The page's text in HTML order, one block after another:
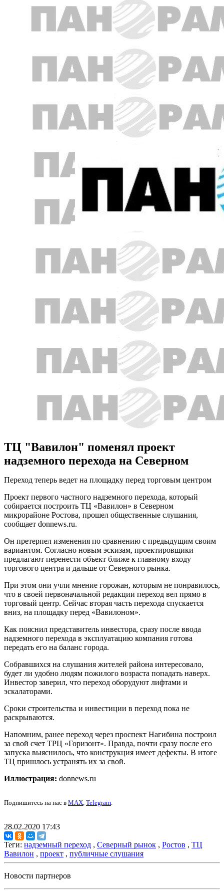
ТЦ "Вавилон" поменял проект
надземного перехода на Северном
Переход теперь ведет на площадку перед торговым центром
Проект первого частного надземного перехода, который
собирается построить ТЦ «Вавилон» в Северном
микрорайоне Ростова, прошел общественные слушания,
сообщает donnews.ru.
Он претерпел изменения по сравнению с предыдущим своим
вариантом. Согласно новым эскизам, проектировщики
предлагают перенести объект ближе к главному входу
торгового центра и дальше от Северного рынка.
При этом они учли мнение горожан, которым не понравилось,
что в своей первоначальной редакции переход вел прямо в
торговый центр. Сейчас вторая часть перехода спускается
вниз, на площадку перед «Вавилоном».
Как пояснил представитель инвестора, сразу после ввода
надземного перехода в эксплуатацию компания готова
передать его на баланс города.
Собравшихся на слушания жителей района интересовало,
будет ли удобно людям пожилого возраста попадать наверх.
Инвестор заверил, что переход оборудуют лифтами и
эскалаторами.
Сроки строительства и инвестиции в переход пока не
раскрываются.
Напомним, ранее переход через проспект Нагибина построил
за свой счет ТРЦ «Горизонт». Правда, почти сразу после его
запуска выяснилось, что конструкция имеет дефекты. В итоге
ТЦ пришлось устранять их за свой.
Иллюстрация: donnews.ru
Подпишитесь на нас в MAX, Telegram.
28.02.2020 17:43
Теги: надземный переход , Северный рынок , Ростов , ТЦ
Вавилон , проект , публичные слушания
Новости партнеров